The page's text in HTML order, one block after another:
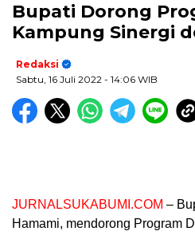
Bupati Dorong
Kampung Sinergi
Redaksi
Sabtu, 16 Juli 2022 - 14:06 WIB
JURNALSUKABUMI.COM –
Hamami, mendorong Program